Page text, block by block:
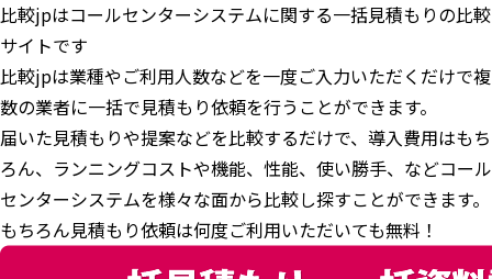
比較jpはコールセンターシステムに関する一括見積もりの比較
サイトです
比較jpは業種やご利用人数などを一度ご入力いただくだけで複
数の業者に一括で見積もり依頼を行うことができます。
届いた見積もりや提案などを比較するだけで、導入費用はもち
ろん、ランニングコストや機能、性能、使い勝手、などコール
センターシステムを様々な面から比較し探すことができます。
もちろん見積もり依頼は何度ご利用いただいても無料！